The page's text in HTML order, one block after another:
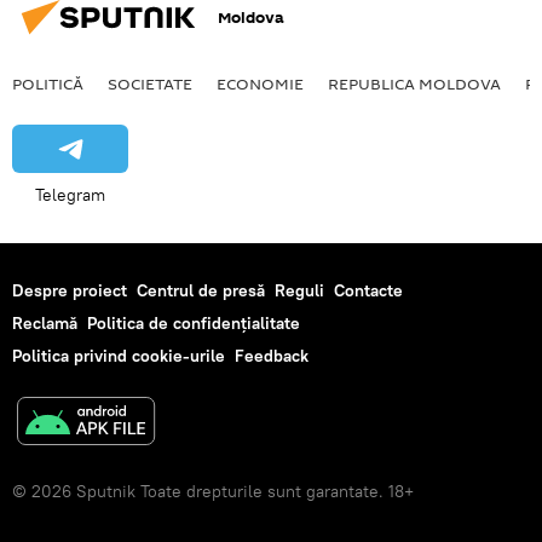
Moldova
POLITICĂ SOCIETATE ECONOMIE REPUBLICA MOLDOVA
Telegram
Despre proiect Centrul de presă Reguli Contacte
Reclamă Politica de confidențialitate
Politica privind cookie-urile Feedback
© 2026 Sputnik Toate drepturile sunt garantate. 18+